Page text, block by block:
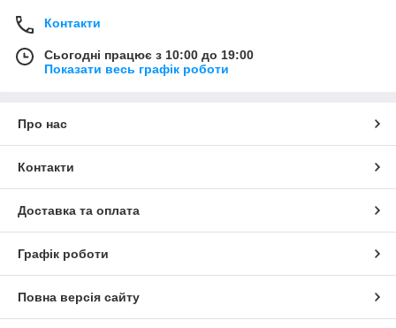
Контакти
Сьогодні працює з 10:00 до 19:00
Показати весь графік роботи
Про нас
Контакти
Доставка та оплата
Графік роботи
Повна версія сайту